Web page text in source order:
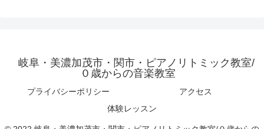
岐阜・美濃加茂市・関市・ピアノリトミック教室/
０歳からの音楽教室
プライバシーポリシー
アクセス
体験レッスン